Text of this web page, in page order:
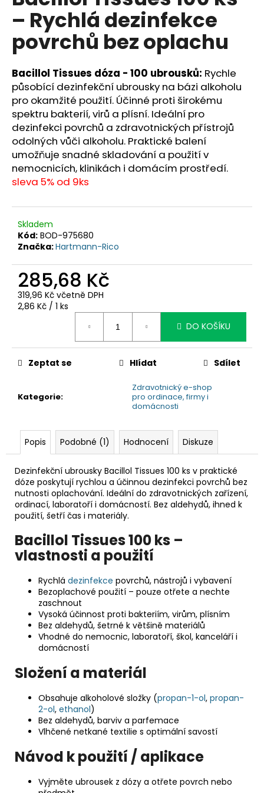
z
5
hvězdiček.
– Rychlá dezinfekce
povrchů bez oplachu
Bacillol Tissues dóza - 100 ubrousků: Rychle
působící dezinfekční ubrousky na bázi alkoholu
pro okamžité použití. Účinné proti širokému
spektru bakterií, virů a plísní. Ideální pro
dezinfekci povrchů a zdravotnických přístrojů
odolných vůči alkoholu. Praktické balení
umožňuje snadné skladování a použití v
nemocnicích, klinikách i domácím prostředí.
sleva 5% od 9ks
Skladem
Kód: BOD-975680
Značka:Hartmann-Rico
285,68 Kč
319,96 Kč včetně DPH
Měrná
2,86 Kč / 1 ks
DO KOŠÍKU
Kategorie:
Zdravotnický e-shop
pro ordinace, firmy i
domácnosti
Zeptat se Hlídat Sdílet
Popis Podobné (1) Hodnocení Diskuze
Dezinfekční ubrousky Bacillol Tissues 100 ks v praktické
dóze poskytují rychlou a účinnou dezinfekci povrchů bez
nutnosti oplachování. Ideální do zdravotnických zařízení,
ordinací, laboratoří i domácností. Bez aldehydů, ihned k
použití, šetří čas i materiály.
Bacillol Tissues 100 ks –
vlastnosti a použití
Rychlá dezinfekce povrchů, nástrojů i vybavení
Bezoplachové použití – pouze otřete a nechte
zaschnout
Vysoká účinnost proti bakteriím, virům, plísním
Bez aldehydů, šetrné k většině materiálů
Vhodné do nemocnic, laboratoří, škol, kanceláří i
domácností
Složení a materiál
Obsahuje alkoholové složky (propan-1-ol, propan-
2-ol, ethanol)
Bez aldehydů, barviv a parfemace
Vlhčené netkané textilie s optimální savostí
Návod k použití / aplikace
Vyjměte ubrousek z dózy a otřete povrch nebo
a
t
?
HLEDAT
D
o
u
č
u
e